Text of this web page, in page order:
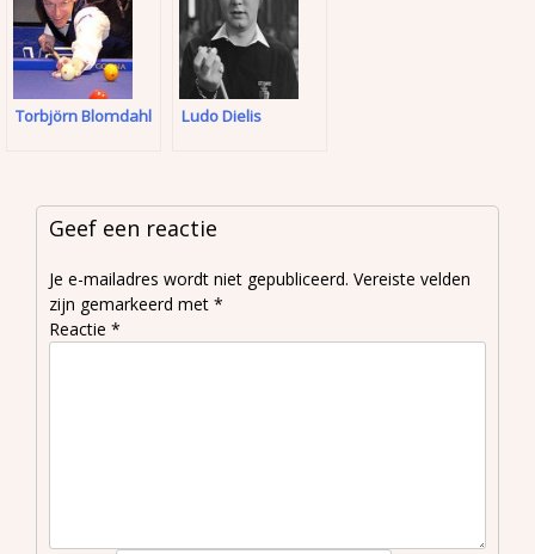
Torbjörn Blomdahl Ludo Dielis
Geef een reactie
Je e-mailadres wordt niet gepubliceerd. Vereiste velden
zijn gemarkeerd met *
Reactie *